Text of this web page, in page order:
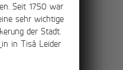
Seit 1750 war
sehr wichtige
der Stadt.
in in Tisá Leider